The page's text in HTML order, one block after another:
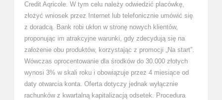
Credit Aqricole. W tym celu należy odwiedzić placówkę,
złożyć wniosek przez Internet lub telefonicznie umówić się
z doradcą. Bank robi ukłon w stronę nowych klientów,
proponując im atrakcyjne warunki, gdy zdecydują się na
założenie obu produktów, korzystając z promocji „Na start”.
Wówczas oprocentowanie dla środków do 30.000 złotych
wynosi 3% w skali roku i obowiązuje przez 4 miesiące od
daty otwarcia konta. Oferta dotyczy jednak wyłącznie
rachunków z kwartalną kapitalizacją odsetek. Procedura